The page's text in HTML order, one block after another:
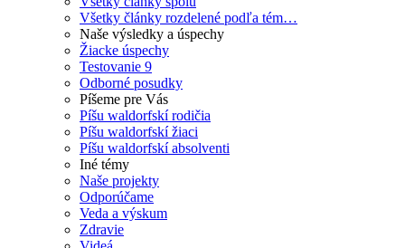
Všetky články rozdelené podľa tém…
Naše výsledky a úspechy
Žiacke úspechy
Testovanie 9
Odborné posudky
Píšeme pre Vás
Píšu waldorfskí rodičia
Píšu waldorfskí žiaci
Píšu waldorfskí absolventi
Iné témy
Naše projekty
Odporúčame
Veda a výskum
Zdravie